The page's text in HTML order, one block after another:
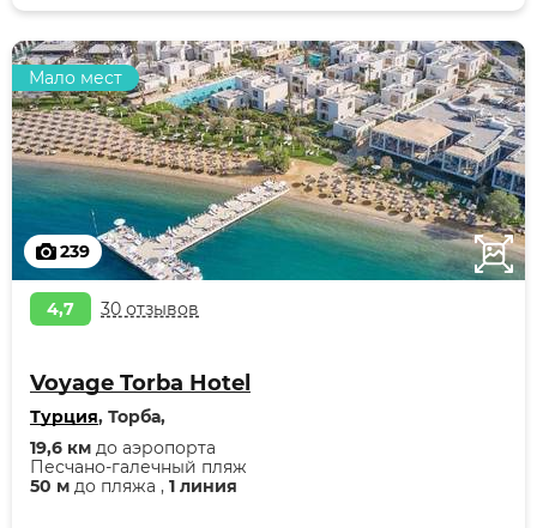
239
Мало мест
4,7 30 отзывов
Voyage Torba Hotel
Турция, Торба,
50 м до пляжа , 1 линия
Песчано-галечный пляж
19,6 км до аэропорта